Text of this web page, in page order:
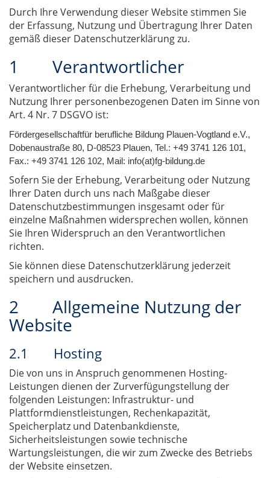
Durch Ihre Verwendung dieser Website stimmen Sie
der Erfassung, Nutzung und Übertragung Ihrer Daten
gemäß dieser Datenschutzerklärung zu.
1 Verantwortlicher
Verantwortlicher für die Erhebung, Verarbeitung und
Nutzung Ihrer personenbezogenen Daten im Sinne von
Art. 4 Nr. 7 DSGVO ist:
Fördergesellschaftfür berufliche Bildung Plauen-Vogtland e.V.,
Dobenaustraße 80, D-08523 Plauen, Tel.: +49 3741 126 101,
Fax.: +49 3741 126 102, Mail: info(at)fg-bildung.de
Sofern Sie der Erhebung, Verarbeitung oder Nutzung
Ihrer Daten durch uns nach Maßgabe dieser
Datenschutzbestimmungen insgesamt oder für
einzelne Maßnahmen widersprechen wollen, können
Sie Ihren Widerspruch an den Verantwortlichen
richten.
Sie können diese Datenschutzerklärung jederzeit
speichern und ausdrucken.
2 Allgemeine Nutzung der
Website
2.1 Hosting
Die von uns in Anspruch genommenen Hosting-
Leistungen dienen der Zurverfügungstellung der
folgenden Leistungen: Infrastruktur- und
Plattformdienstleistungen, Rechenkapazität,
Speicherplatz und Datenbankdienste,
Sicherheitsleistungen sowie technische
Wartungsleistungen, die wir zum Zwecke des Betriebs
der Website einsetzen.